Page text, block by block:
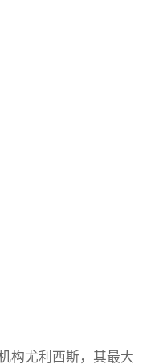
构尤利西斯，其最大